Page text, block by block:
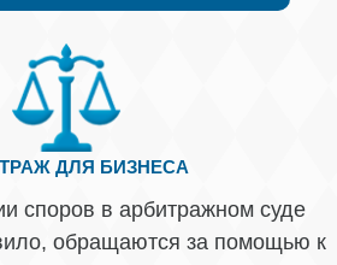
ДЛЯ БИЗНЕСА
споров в арбитражном суде
обращаются за помощью к